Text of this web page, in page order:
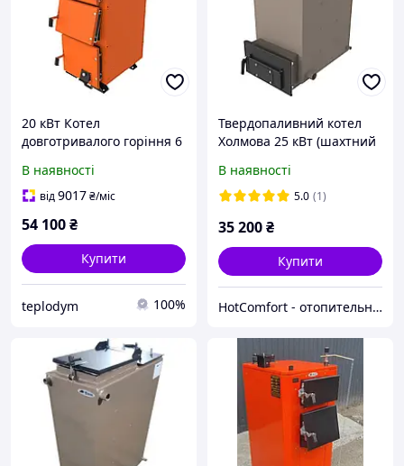
20 кВт Котел
довготривалого горіння 6
(Бизон Кватро) (с
регулятором)
В наявності
від9017₴/міс
54 100₴
Купити
teplodym 100%
Твердопаливний котел
Холмова 25 кВт (шахтний
FS-25 Eko
В наявності
5.0 (1)
35 200₴
Купити
HotComfort - отопительная техника